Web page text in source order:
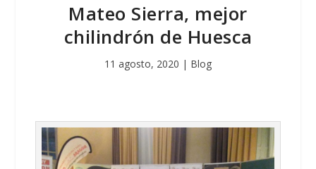
Mateo Sierra, mejor
chilindrón de Huesca
11 agosto, 2020 | Blog